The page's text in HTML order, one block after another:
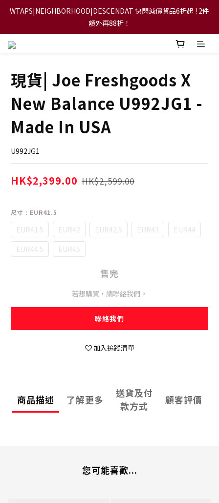
【FLASH SALE 兩件指定現貨產品即享88折】
WTAPS|NEIGHBORHOOD|DESCENDAT 快閃減價貨品6折起 ! 2件
額外再88折！
【立即加入會員，每次消費將可獲禮金回贈下一次使用！】
【FLASH SALE 兩件指定現貨產品即享88折】
現貨| Joe Freshgoods X
New Balance U992JG1 -
Made In USA
U992JG1
HK$2,399.00 HK$2,599.00
尺寸 : EUR41.5
EUR41.5 EUR42 EUR42.5 EUR43
EUR44
EUR44.5
EUR45
售完
若想購買，請聯絡我們。
聯絡我們
加入追蹤清單
商品描述 了解更多
送貨及付
款方式
顧客評價
您可能喜歡...